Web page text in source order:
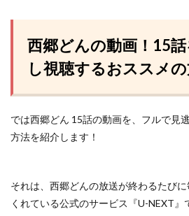
西郷どんの動画！15
し視聴するおススメ
では西郷どん 15話の動画を、フルで見
方法を紹介します！
それは、西郷どんの放送が終わるたび
くれている公式のサービス『U-NEXT』